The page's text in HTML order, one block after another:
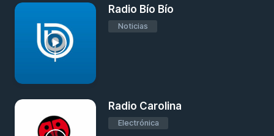
Radio Bío Bío
Noticias
Radio Carolina
Electrónica